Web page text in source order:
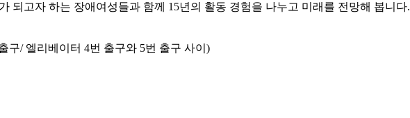
되고자 하는 장애여성들과 함께 15년의 활동 경험을 나누고 미래를 전망해 봅니다.
구/ 엘리베이터 4번 출구와 5번 출구 사이)